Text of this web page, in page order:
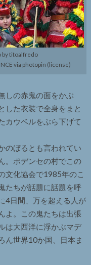
by titoalfredo
via photopin (license)
しの赤鬼の面をかぶ
した衣装で全身をまと
カウベルをぶら下げて
のぼるとも言われてい
。ポデンセの村でこの
文化協会で1985年のこ
たちが話題に話題を呼
4日間、万を超える人が
よ。この鬼たちは出張
は大西洋に浮かぶマデ
ん世界10か国、日本ま